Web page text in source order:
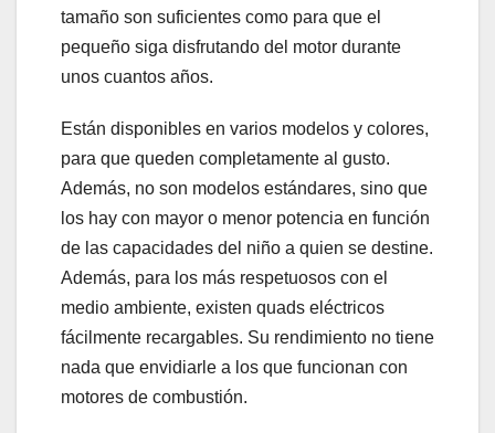
tamaño son suficientes como para que el
pequeño siga disfrutando del motor durante
unos cuantos años.
Están disponibles en varios modelos y colores,
para que queden completamente al gusto.
Además, no son modelos estándares, sino que
los hay con mayor o menor potencia en función
de las capacidades del niño a quien se destine.
Además, para los más respetuosos con el
medio ambiente, existen quads eléctricos
fácilmente recargables. Su rendimiento no tiene
nada que envidiarle a los que funcionan con
motores de combustión.